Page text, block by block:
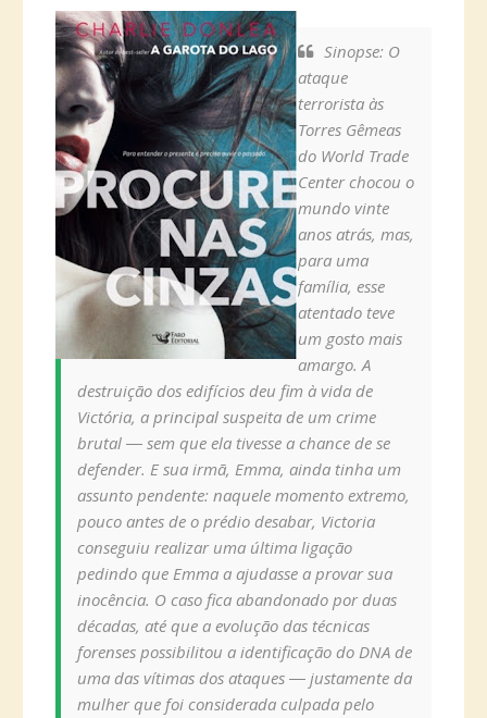
Sinopse: O
ataque
terrorista às
Torres Gêmeas
do World Trade
Center chocou o
mundo vinte
anos atrás, mas,
para uma
família, esse
atentado teve
um gosto mais
amargo. A
destruição dos edifícios deu fim à vida de
Victória, a principal suspeita de um crime
brutal ― sem que ela tivesse a chance de se
defender. E sua irmã, Emma, ainda tinha um
assunto pendente: naquele momento extremo,
pouco antes de o prédio desabar, Victoria
conseguiu realizar uma última ligação
pedindo que Emma a ajudasse a provar sua
inocência. O caso fica abandonado por duas
décadas, até que a evolução das técnicas
forenses possibilitou a identificação do DNA de
uma das vítimas dos ataques ― justamente da
mulher que foi considerada culpada pelo